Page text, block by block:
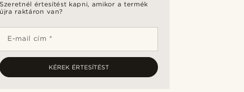
Szeretnél értesítést kapni, amikor a termék
újra raktáron van?
E-mail cím *
KÉREK ÉRTESÍTÉST